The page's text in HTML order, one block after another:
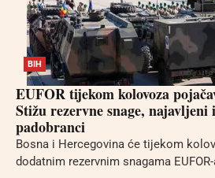
BIH
EUFOR tijekom kolovoza
Stižu rezervne snage,
padobranci
Bosna i Hercegovina će tijekom
dodatnim rezervnim snagama